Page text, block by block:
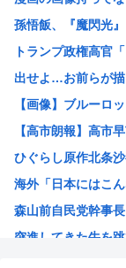
高市総理の非核三
「盗人たけだけし
【悲報】なんでお
【悲報】リュウジ
【悲報】みいちゃ
「コンビニ、馬鹿
“映像化不可”と言
野獣先輩、中国で
高市早苗政府「外
孫悟飯、『魔閃光
トランプ政権高官
出せよ…お前らが
【画像】ブルーロ
【高市朗報】高市
ひぐらし原作北条
海外「日本にはこ
森山前自民党幹事
突進してきた牛を